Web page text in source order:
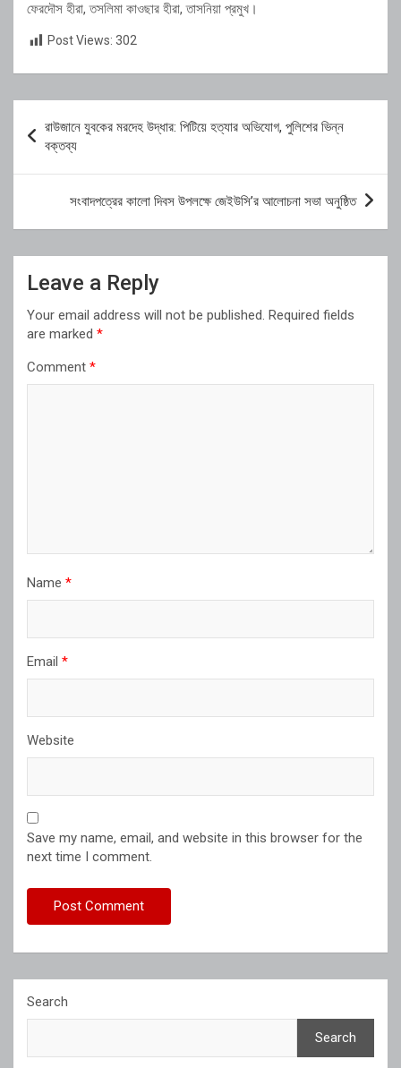
ফেরদৌস হীরা, তসলিমা কাওছার হীরা, তাসনিয়া প্রমুখ।
Post Views: 302
navigation
রাউজানে যুবকের মরদেহ উদ্ধার: পিটিয়ে হত্যার অভিযোগ, পুলিশের ভিন্ন
বক্তব্য
সংবাদপত্রের কালো দিবস উপলক্ষে জেইউসি’র আলোচনা সভা অনুষ্ঠিত
Leave a Reply
Your email address will not be published. Required fields
are marked *
Comment *
Name *
Email *
Website
Save my name, email, and website in this browser for the
next time I comment.
Search
Search